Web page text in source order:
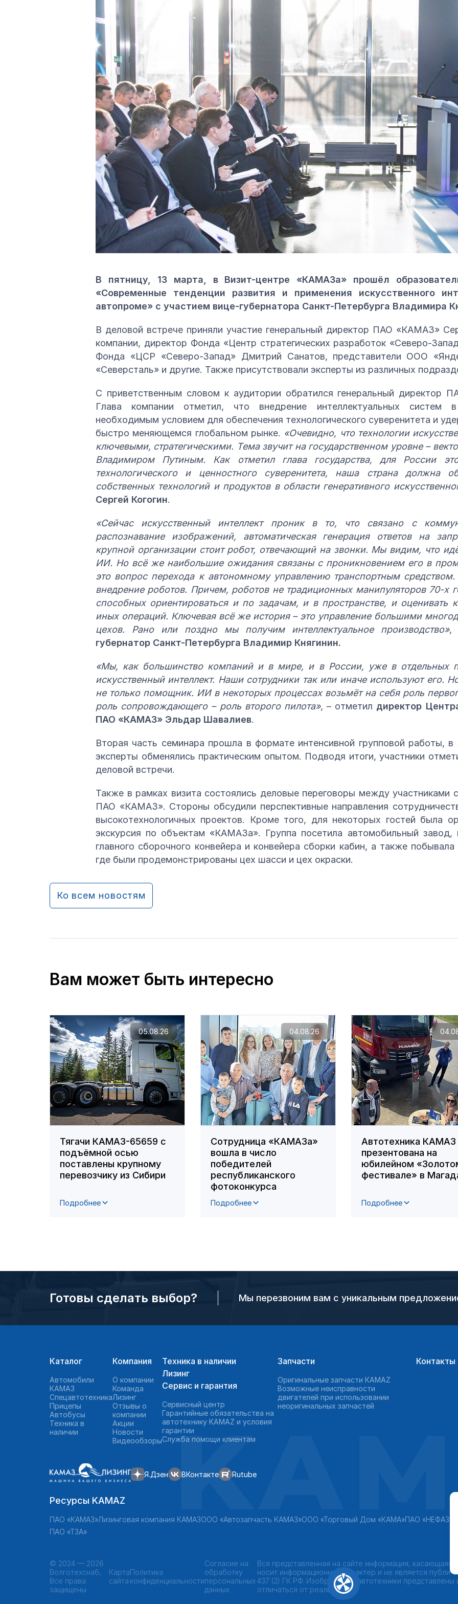
В пятницу, 13 марта, в Визит-центре «КАМАЗа» прошёл
«Современные тенденции развития и применения искусственного
автопроме» с участием вице-губернатора Санкт-Петербурга Владимира
В деловой встрече приняли участие генеральный директор ПАО «КАМАЗ»
компании, директор Фонда «Центр стратегических разработок «Северо-
Фонда «ЦСР «Северо-Запад» Дмитрий Санатов, представители ООО
«Северсталь» и другие. Также присутствовали эксперты из различных
С приветственным словом к аудитории обратился генеральный директор
Глава компании отметил, что внедрение интеллектуальных систем в
необходимым условием для обеспечения технологического суверенитета и
быстро меняющемся глобальном рынке. «Очевидно, что технологии
ключевыми, стратегическими. Тема звучит на государственном уровне –
Владимиром Путиным. Как отметил глава государства, для России это
технологического и ценностного суверенитета, наша страна должна
собственных технологий и продуктов в области генеративного
Сергей Когогин.
«Сейчас искусственный интеллект проник в то, что связано с
распознавание изображений, автоматическая генерация ответов на
крупной организации стоит робот, отвечающий на звонки. Мы видим, что
ИИ. Но всё же наибольшие ожидания связаны с проникновением его в
это вопрос перехода к автономному управлению транспортным
внедрение роботов. Причем, роботов не традиционных манипуляторов 70-х
способных ориентироваться и по задачам, и в пространстве, и оценивать
иных операций. Ключевая всё же история – это управление большими
цехов. Рано или поздно мы получим интеллектуальное производство»,
губернатор Санкт-Петербурга Владимир Княгинин.
«Мы, как большинство компаний и в мире, и в России, уже в отдельных
искусственный интеллект. Наши сотрудники так или иначе используют
не только помощник. ИИ в некоторых процессах возьмёт на себя роль
роль сопровождающего – роль второго пилота», – отметил директор
ПАО «КАМАЗ» Эльдар Шавалиев.
Вторая часть семинара прошла в формате интенсивной групповой работы,
эксперты обменялись практическим опытом. Подводя итоги, участники
деловой встречи.
Также в рамках визита состоялись деловые переговоры между
ПАО «КАМАЗ». Стороны обсудили перспективные направления
высокотехнологичных проектов. Кроме того, для некоторых гостей была
экскурсия по объектам «КАМАЗа». Группа посетила автомобильный завод,
главного сборочного конвейера и конвейера сборки кабин, а также
где были продемонстрированы цех шасси и цех окраски.
Ко всем новостям
Вам может быть интересно
Тягачи КАМАЗ-65659 с
подъёмной осью
поставлены крупному
перевозчику из Сибири
Подробнее
05.08.26
Сотрудница «КАМАЗа»
вошла в число
победителей
республиканского
фотоконкурса
Подробнее
04.08.26
Автотехника КАМАЗ
презентована на
юбилейном
фестивале» в
Подробнее
Готовы сделать выбор? Мы перезвоним вам с уникальным
Каталог
Автомобили
КАМАЗ
Спецавтотехника
Прицепы
Автобусы
Техника в
наличии
Компания
О компании
Команда
Лизинг
Отзывы о
компании
Акции
Новости
Видеообзоры
Техника в наличии
Лизинг
Сервис и гарантия
Сервисный центр
Гарантийные обязательства на
автотехнику KAMAZ и условия
гарантии
Служба помощи клиентам
Запчасти
Оригинальные запчасти КAMAZ
Возможные неисправности
двигателей при использовании
неоригинальных запчастей
Контакты
Я.Дзен ВКонтакте Rutube
Ресурсы KAMAZ
ПАО «КАМАЗ»Лизинговая компания КАМАЗООО «Автозапчасть КАМАЗ»ООО «Торговый Дом «КАМА»ПАО «НЕФАЗ»
ПАО «ТЗА»
© 2024 — 2026
Волготехснаб,
Все права
защищены
Карта
сайта
Политика
конфиденциальности
Согласие на
обработку
персональных
данных
Вся представленная на сайте информация,
носит информационный характер и не является
437 (2) ГК РФ. Изображения автотехники
отличаться от реальных.